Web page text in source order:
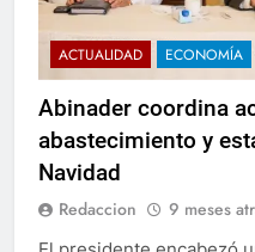
ACTUALIDAD ECONOMÍA
Abinader coordina
abastecimiento y
Navidad
Redaccion 9 meses